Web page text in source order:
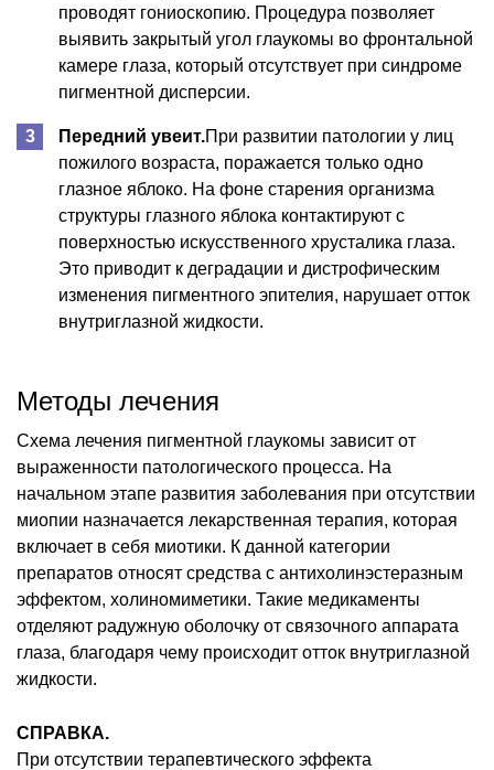
проводят гониоскопию. Процедура позволяет
выявить закрытый угол глаукомы во фронтальной
камере глаза, который отсутствует при синдроме
пигментной дисперсии.
Передний увеит.При развитии патологии у лиц
пожилого возраста, поражается только одно
глазное яблоко. На фоне старения организма
структуры глазного яблока контактируют с
поверхностью искусственного хрусталика глаза.
Это приводит к деградации и дистрофическим
изменения пигментного эпителия, нарушает отток
внутриглазной жидкости.
Методы лечения
Схема лечения пигментной глаукомы зависит от
выраженности патологического процесса. На
начальном этапе развития заболевания при отсутствии
миопии назначается лекарственная терапия, которая
включает в себя миотики. К данной категории
препаратов относят средства с антихолинэстеразным
эффектом, холиномиметики. Такие медикаменты
отделяют радужную оболочку от связочного аппарата
глаза, благодаря чему происходит отток внутриглазной
жидкости.
СПРАВКА.
При отсутствии терапевтического эффекта